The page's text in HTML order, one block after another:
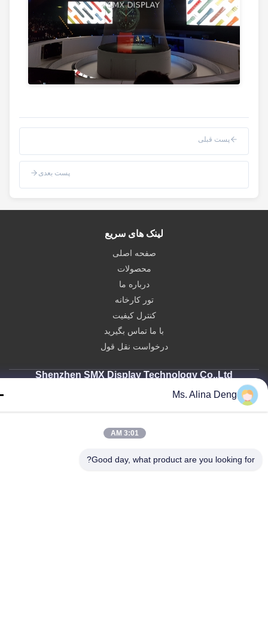
پست قبلی
پست بعدی
لینک های سریع
صفحه اصلی
محصولات
درباره ما
تور کارخانه
کنترل کیفیت
با ما تماس بگیرید
درخواست نقل قول
Shenzhen SMX Display Technology Co.,Ltd
0086-13760256420
display@hologram3ddisplay.com
Ms. Alina Deng
3:01 AM
Good day, what product are you looking